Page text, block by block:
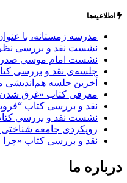
اطلاعیه‌ها
مدرسه زمستانه، با
نشست نقد و بررسی
نشست امام موسی صدر؛
جلسه‌ی نقد و بررسی
آخرین جلسه هم‌اندیشی
معرفی کتاب «غرق شدن
نقد و بررسی کتاب
نشست نقد و بررسی کتاب
رویکردی جامعه شناختی
نقد و بررسی کتاب
درباره ما